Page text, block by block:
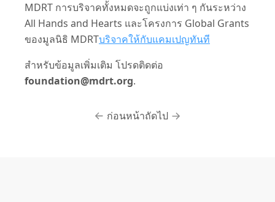
MDRT การบริจาคทั้งหมดจะถูกแบ่งเท่า ๆ กันระหว่าง
All Hands and Hearts และโครงการ Global Grants
ของมูลนิธิ MDRTบริจาคให้กับแคมเปญทันที
สำหรับข้อมูลเพิ่มเติม โปรดติดต่อ
foundation@mdrt.org.
ก่อนหน้าถัดไป